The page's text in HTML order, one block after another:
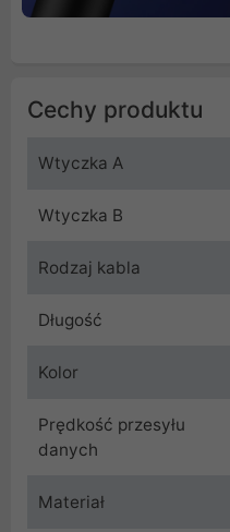
Cechy produktu
Wtyczka A
Wtyczka B
Rodzaj kabla
Długość
Kolor
Prędkość przesyłu
danych
Materiał